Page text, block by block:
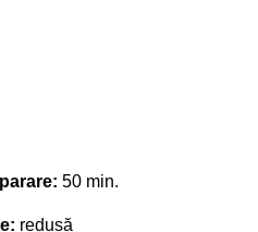
50 min.
redusă